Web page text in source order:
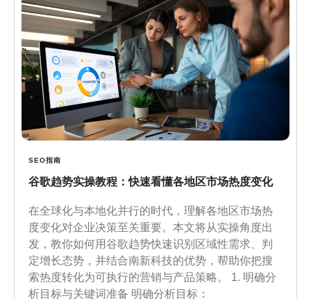
SEO指南
谷歌趋势实操教程：快速看懂各地区市场热度变化
在全球化与本地化并行的时代，理解各地区市场热
度变化对企业决策至关重要。本文将从实操角度出
发，教你如何用谷歌趋势快速识别区域性需求、判
定增长态势，并结合南新科技的优势，帮助你把搜
索热度转化为可执行的营销与产品策略。 1. 明确分
析目标与关键词准备 明确分析目标：